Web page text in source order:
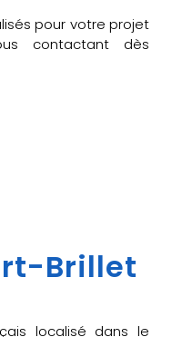
pour votre projet
contactant dès
Brillet
localisé dans le